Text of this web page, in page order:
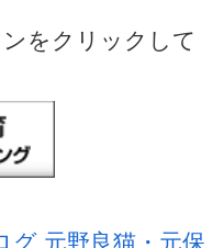
をクリックして